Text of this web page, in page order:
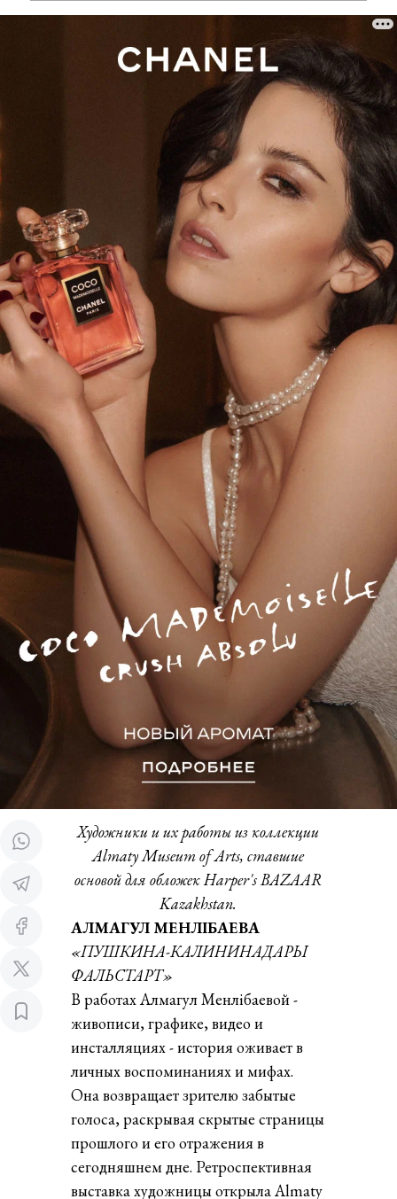
Художники и их работы из коллекции
Almaty Museum of Arts, ставшие
основой для обложек Harper's BAZAAR
Kazakhstan.
АЛМАГУЛ МЕНЛІБАЕВА
«ПУШКИНА-КАЛИНИНАДАРЫ
ФАЛЬСТАРТ»
В работах Алмагул Менлібаевой -
живописи, графике, видео и
инсталляциях - история оживает в
личных воспоминаниях и мифах.
Она возвращает зрителю забытые
голоса, раскрывая скрытые страницы
прошлого и его отражения в
сегодняшнем дне. Ретроспективная
выставка художницы открыла Almaty